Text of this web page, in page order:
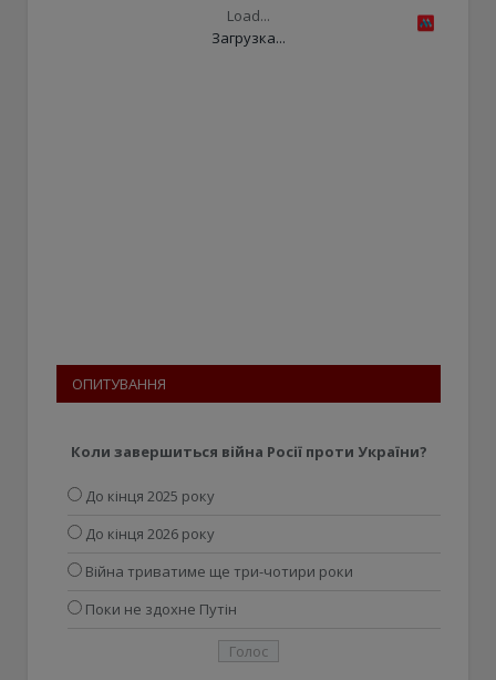
Load...
Загрузка...
ОПИТУВАННЯ
Коли завершиться війна Росії проти України?
До кінця 2025 року
До кінця 2026 року
Війна триватиме ще три-чотири роки
Поки не здохне Путін